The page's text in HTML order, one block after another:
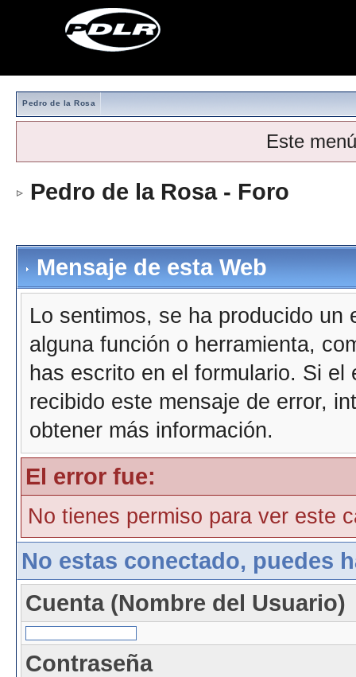
Pedro de la Rosa
Este
Pedro de la Rosa - Foro
Mensaje de esta Web
Lo sentimos, se ha producido
alguna función o herramienta,
has escrito en el formulario. Si
recibido este mensaje de error,
obtener más información.
El error fue:
No tienes permiso para ver este
No estas conectado, puedes
Cuenta (Nombre del Usuario)
Contraseña